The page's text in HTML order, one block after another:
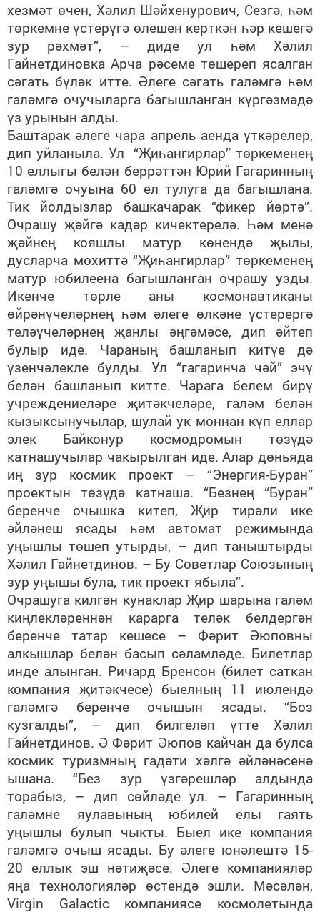
хезмәт өчен, Хәлил Шәйхенурович, Сезгә, һәм
төркемне үстерүгә өлешен керткән һәр кешегә
зур рәхмәт”, – диде ул һәм Хәлил
Гайнетдиновка Арча рәсеме төшереп ясалган
сәгать бүләк итте. Әлеге сәгать галәмгә һәм
галәмгә очучыларга багышланган күргәзмәдә
үз урынын алды.
Баштарак әлеге чара апрель аенда үткәрелер,
дип уйланыла. Ул “Җиһангирлар” төркеменең
10 еллыгы белән беррәттән Юрий Гагаринның
галәмгә очуына 60 ел тулуга да багышлана.
Тик йолдызлар башкачарак “фикер йөртә”.
Очрашу җәйгә кадәр кичектерелә. Һәм менә
җәйнең кояшлы матур көнендә җылы,
дусларча мохиттә “Җиһангирлар” төркеменең
матур юбилеена багышланган очрашу узды.
Икенче төрле аны космонавтиканы
өйрәнүчеләрнең һәм әлеге өлкәне үстерергә
теләүчеләрнең җанлы әңгәмәсе, дип әйтеп
булыр иде. Чараның башланып китүе дә
үзенчәлекле булды. Ул “гагаринча чәй” эчү
белән башланып китте. Чарага белем бирү
учреждениеләре җитәкчеләре, галәм белән
кызыксынучылар, шулай ук моннан күп еллар
элек Байконур космодромын төзүдә
катнашучылар чакырылган иде. Алар дөньяда
иң зур космик проект – “Энергия-Буран”
проектын төзүдә катнаша. “Безнең “Буран”
беренче очышка китеп, Җир тирәли ике
әйләнеш ясады һәм автомат режимында
уңышлы төшеп утырды, – дип таныштырды
Хәлил Гайнетдинов. – Бу Советлар Союзының
зур уңышы була, тик проект ябыла”.
Очрашуга килгән кунаклар Җир шарына галәм
киңлекләреннән карарга теләк белдергән
беренче татар кешесе – Фәрит Әюповны
алкышлар белән басып сәламләде. Билетлар
инде алынган. Ричард Бренсон (билет саткан
компания җитәкчесе) быелның 11 июлендә
галәмгә беренче очышын ясады. “Боз
кузгалды”, – дип билгеләп үтте Хәлил
Гайнетдинов. Ә Фәрит Әюпов кайчан да булса
космик туризмның гадәти хәлгә әйләнәсенә
ышана. “Без зур үзгәрешләр алдында
торабыз, – дип сөйләде ул. – Гагаринның
галәмне яулавының юбилей елы гаять
уңышлы булып чыкты. Быел ике компания
галәмгә очыш ясады. Бу әлеге юнәлештә 15-
20 еллык эш нәтиҗәсе. Әлеге компанияләр
яңа технологияләр өстендә эшли. Мәсәлән,
Virgin Galactic компаниясе космолетында